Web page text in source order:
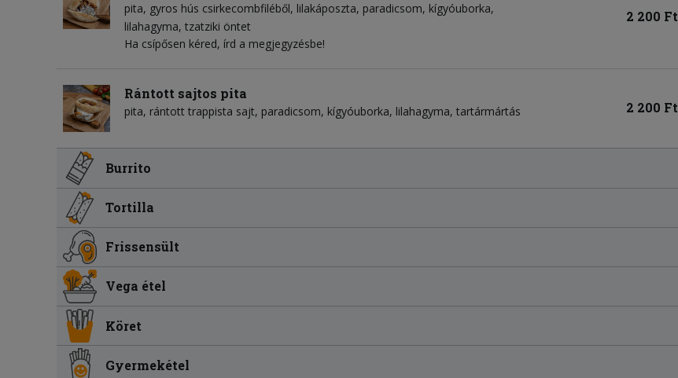
pita gyros hús csirkecombfiléből lilakáposzta paradicsom kígyóuborka
lilahagyma tzatziki öntet
Ha csípősen kéred, írd a megjegyzésbe!
2 200 Ft
Rántott sajtos pita
pita rántott trappista sajt paradicsom kígyóuborka lilahagyma tartármártás 2 200 Ft
Burrito
Tortilla
Frissensült
Vega étel
Köret
Gyermekétel